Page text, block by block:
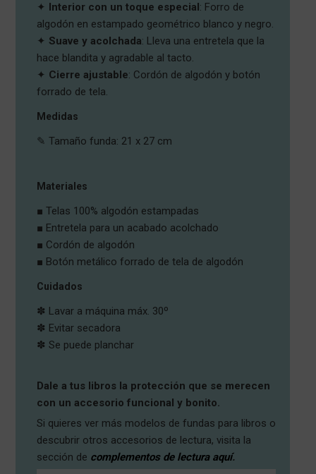
✦ Interior con un toque especial: Forro de
algodón en estampado geométrico blanco y negro.
✦ Suave y acolchada: Lleva una entretela que la
hace blandita y agradable al tacto.
✦ Cierre ajustable: Cordón de algodón y botón
forrado de tela.
Medidas
✎ Tamaño funda: 21 x 27 cm
Materiales
■ Telas 100% algodón estampadas
■ Entretela para un acabado acolchado
■ Cordón de algodón
■ Botón metálico forrado de tela de algodón
Cuidados
✽ Lavar a máquina máx. 30º
✽ Evitar secadora
✽ Se puede planchar
Dale a tus libros la protección que se merecen
con un accesorio funcional y bonito.
Si quieres ver más modelos de fundas para libros o
descubrir otros accesorios de lectura, visita la
sección de complementos de lectura aquí.